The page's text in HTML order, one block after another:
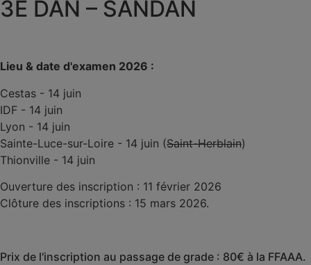
3E DAN – SANDAN
Lieu & date d'examen 2026 :
Cestas - 14 juin
IDF - 14 juin
Lyon - 14 juin
Sainte-Luce-sur-Loire - 14 juin (Saint-Herblain)
Thionville - 14 juin
Ouverture des inscription : 11 février 2026
Clôture des inscriptions : 15 mars 2026.
Prix de l'inscription au passage de grade : 80€ à la FFAAA.